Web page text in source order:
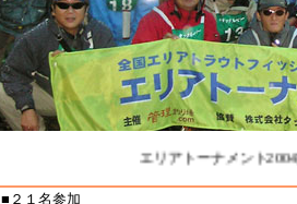
エリアトーナメント2004第
■２１名参加